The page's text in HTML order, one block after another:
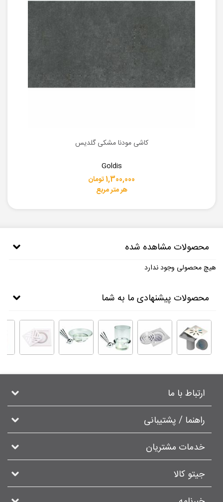
کاشی مودنا مشکی گلدیس
Goldis
1,300,000 تومان
هر متر مربع
محصولات مشاهده شده
هیچ محصولی وجود ندارد
محصولات پیشنهادی ما به شما
ارتباط با ما
راهنما / پشتیبانی
خدمات مشتریان
جیتو کالا